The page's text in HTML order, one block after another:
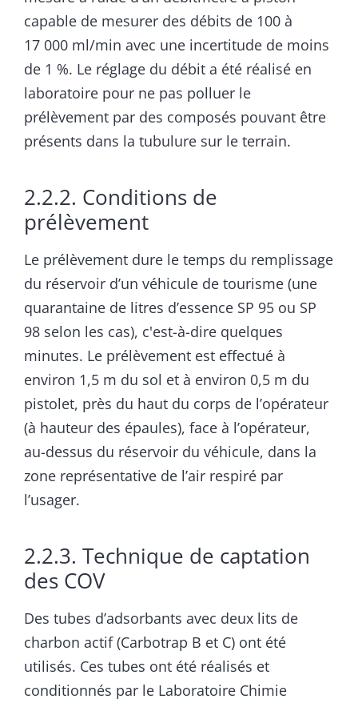
capable de mesurer des débits de 100 à
17 000 ml/min avec une incertitude de moins
de 1 %. Le réglage du débit a été réalisé en
laboratoire pour ne pas polluer le
prélèvement par des composés pouvant être
présents dans la tubulure sur le terrain.
2.2.2. Conditions de
prélèvement
Le prélèvement dure le temps du remplissage
du réservoir d’un véhicule de tourisme (une
quarantaine de litres d’essence SP 95 ou SP
98 selon les cas), c'est-à-dire quelques
minutes. Le prélèvement est effectué à
environ 1,5 m du sol et à environ 0,5 m du
pistolet, près du haut du corps de l’opérateur
(à hauteur des épaules), face à l’opérateur,
au-dessus du réservoir du véhicule, dans la
zone représentative de l’air respiré par
l’usager.
2.2.3. Technique de captation
des COV
Des tubes d’adsorbants avec deux lits de
charbon actif (Carbotrap B et C) ont été
utilisés. Ces tubes ont été réalisés et
conditionnés par le Laboratoire Chimie